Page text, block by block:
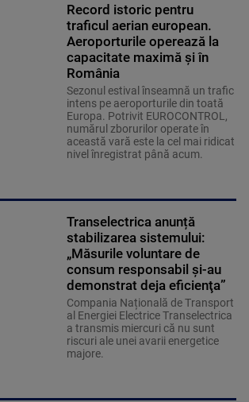
Record istoric pentru
traficul aerian european.
Aeroporturile operează la
capacitate maximă și în
România
Sezonul estival înseamnă un trafic
intens pe aeroporturile din toată
Europa. Potrivit EUROCONTROL,
numărul zborurilor operate în
această vară este la cel mai ridicat
nivel înregistrat până acum.
Transelectrica anunță
stabilizarea sistemului:
„Măsurile voluntare de
consum responsabil şi-au
demonstrat deja eficienţa”
Compania Națională de Transport
al Energiei Electrice Transelectrica
a transmis miercuri că nu sunt
riscuri ale unei avarii energetice
majore.